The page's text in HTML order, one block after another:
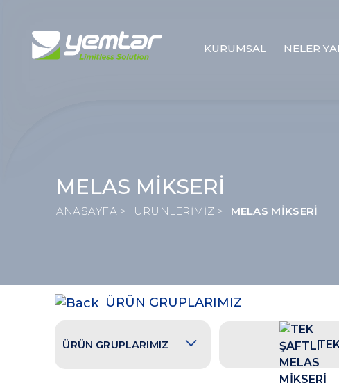
KURUMSAL NELER
MELAS MİKSERİ
ANASAYFA > ÜRÜNLERİMİZ > MELAS MİKSERİ
ÜRÜN GRUPLARIMIZ
ÜRÜN GRUPLARIMIZ